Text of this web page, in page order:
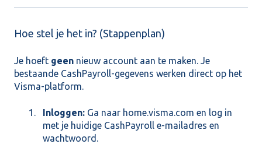
Hoe stel je het in? (Stappenplan)
Je hoeft geen nieuw account aan te maken. Je
bestaande CashPayroll-gegevens werken direct op het
Visma-platform.
Inloggen: Ga naar home.visma.com en log in
met je huidige CashPayroll e-mailadres en
wachtwoord.